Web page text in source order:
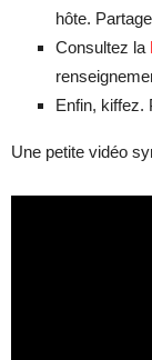
hôte.
Consultez la
Enfin, kiffez.
Une petite vidéo